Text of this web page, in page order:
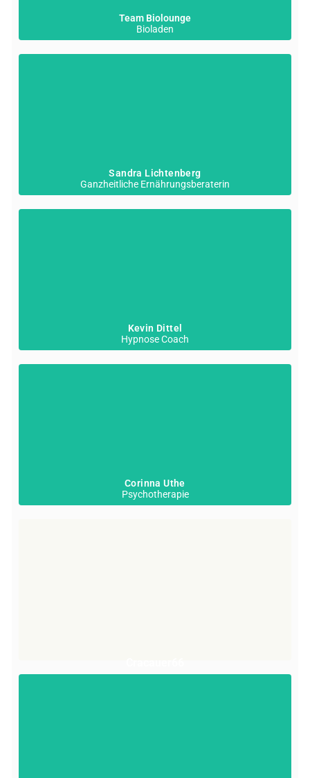
Team Biolounge
Bioladen
Sandra Lichtenberg
Ganzheitliche Ernährungsberaterin
Kevin Dittel
Hypnose Coach
Corinna Uthe
Psychotherapie